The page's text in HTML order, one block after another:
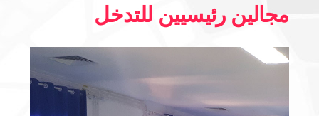
مجالين رئيسيين للتدخل